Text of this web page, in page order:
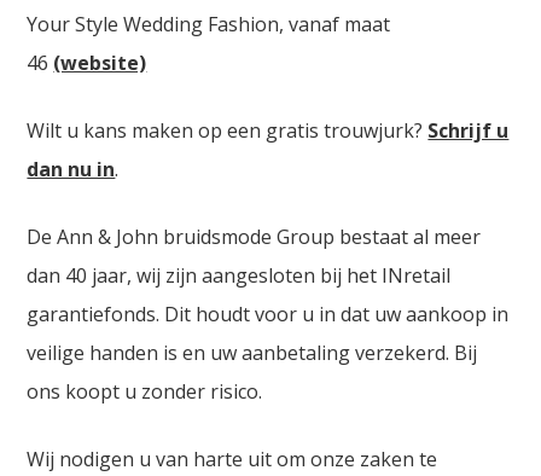
Your Style Wedding Fashion, vanaf maat
46 (website)
Wilt u kans maken op een gratis trouwjurk? Schrijf u
dan nu in.
De Ann & John bruidsmode Group bestaat al meer
dan 40 jaar, wij zijn aangesloten bij het INretail
garantiefonds. Dit houdt voor u in dat uw aankoop in
veilige handen is en uw aanbetaling verzekerd. Bij
ons koopt u zonder risico.
Wij nodigen u van harte uit om onze zaken te